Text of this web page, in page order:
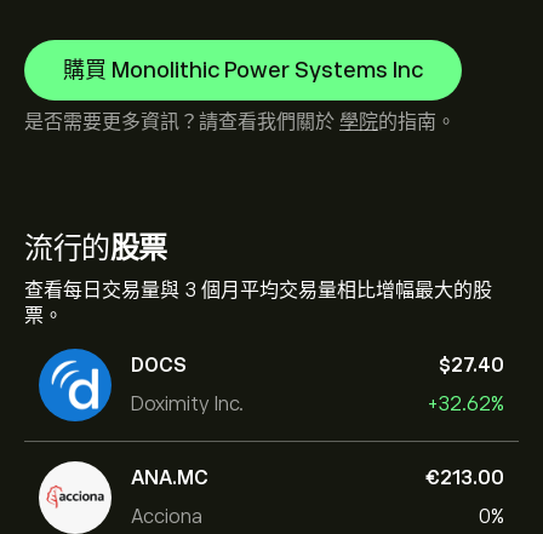
流行的股票
查看每日交易量與 3 個月平均交易量相比增幅最大的股
票。
DOCS
Doximity Inc.
‎$‎27.40
+32.62%
ANA.MC
Acciona
‎€‎213.00
0%
購買 Monolithic Power Systems Inc
是否需要更多資訊？請查看我們關於 學院的指南。